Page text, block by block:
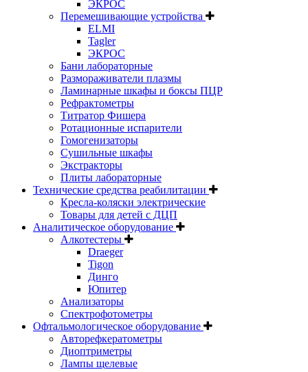
ЭКРОС
Перемешивающие устройства
ELMI
Tagler
ЭКРОС
Бани лабораторные
Размораживатели плазмы
Ламинарные шкафы и боксы ПЦР
Рефрактометры
Титратор Фишера
Ротационные испарители
Гомогенизаторы
Сушильные шкафы
Экстракторы
Плиты лабораторные
Технические средства реабилитации
Кресла-коляски электрические
Товары для детей с ДЦП
Аналитическое оборудование
Алкотестеры
Draeger
Tigon
Динго
Юпитер
Анализаторы
Спектрофотометры
Офтальмологическое оборудование
Авторефкератометры
Диоптриметры
Лампы щелевые